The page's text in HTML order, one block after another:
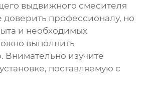
выдвижного смесителя
доверить профессионалу, но
и необходимых
выполнить
Внимательно изучите
поставляемую с